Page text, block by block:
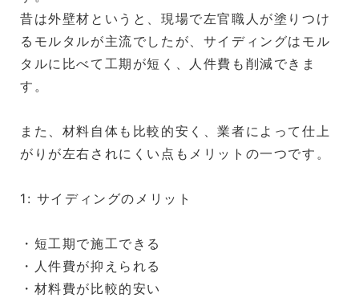
昔は外壁材というと、現場で左官職人が塗りつけ
るモルタルが主流でしたが、サイディングはモル
タルに比べて工期が短く、人件費も削減できま
す。
また、材料自体も比較的安く、業者によって仕上
がりが左右されにくい点もメリットの一つです。
1: サイディングのメリット
・短工期で施工できる
・人件費が抑えられる
・材料費が比較的安い